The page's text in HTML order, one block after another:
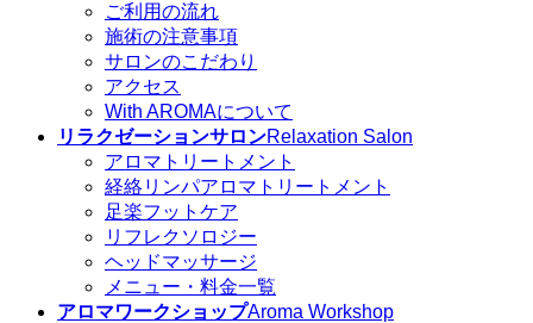
ご利用の流れ
施術の注意事項
サロンのこだわり
アクセス
With AROMAについて
リラクゼーションサロンRelaxation Salon
アロマトリートメント
経絡リンパアロマトリートメント
足楽フットケア
リフレクソロジー
ヘッドマッサージ
メニュー・料金一覧
アロマワークショップAroma Workshop